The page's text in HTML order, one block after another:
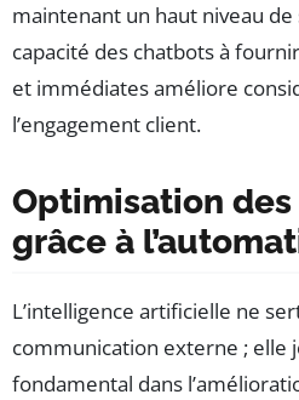
maintenant un haut niveau de
capacité des chatbots à
et immédiates améliore
l’engagement client.
Optimisation
grâce à
L’intelligence artificielle ne
communication externe ; elle
fondamental dans